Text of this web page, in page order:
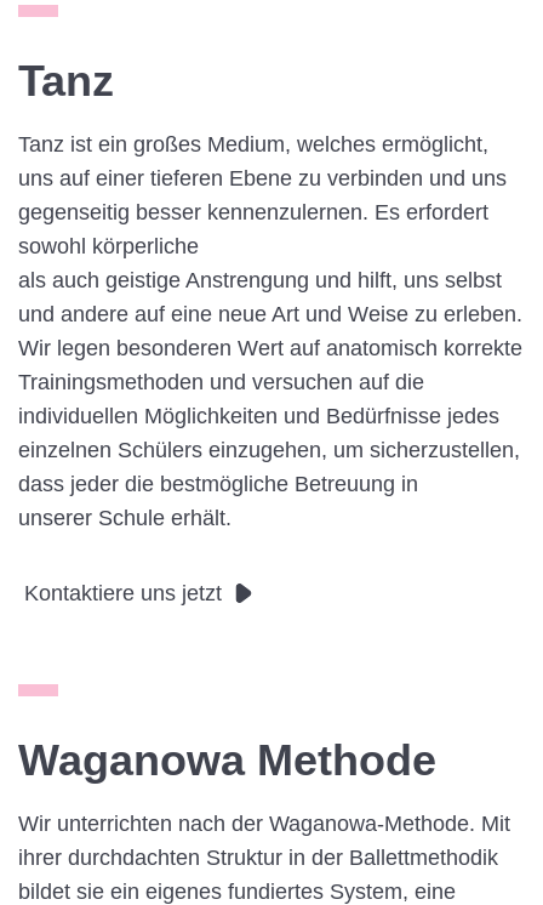
Tanz
Tanz ist ein großes Medium, welches ermöglicht,
uns auf einer tieferen Ebene zu verbinden und uns
gegenseitig besser kennenzulernen. Es erfordert
sowohl körperliche
als auch geistige Anstrengung und hilft, uns selbst
und andere auf eine neue Art und Weise zu erleben.
Wir legen besonderen Wert auf anatomisch korrekte
Trainingsmethoden und versuchen auf die
individuellen Möglichkeiten und Bedürfnisse jedes
einzelnen Schülers einzugehen, um sicherzustellen,
dass jeder die bestmögliche Betreuung in
unserer Schule erhält.
Kontaktiere uns jetzt
Waganowa Methode
Wir unterrichten nach der Waganowa-Methode. Mit
ihrer durchdachten Struktur in der Ballettmethodik
bildet sie ein eigenes fundiertes System, eine